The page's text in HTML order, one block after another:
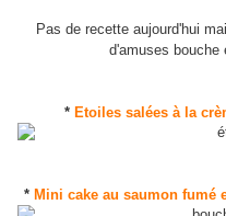
Pas de recette aujourd'hui
d'amuses bouche
* Etoiles salées à la
* Mini cake au saumon fumé